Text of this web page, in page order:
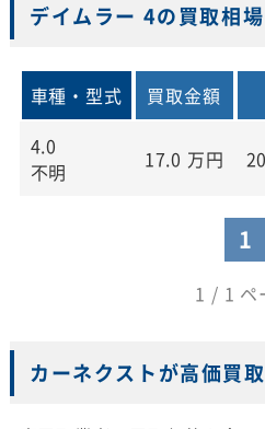
デイムラー 4の買取相
車種・型式 買取金額
4.0
不明
17.0 万円
1
1 / 1 ペ
カーネクストが高価買